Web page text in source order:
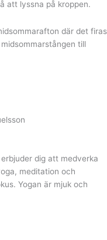
att lyssna på kroppen.
där det firas
till
dig att medverka
meditation och
Yogan är mjuk och